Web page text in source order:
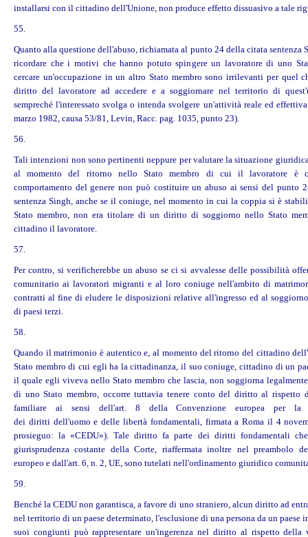
installarsi con il cittadino dell'Unione, non produce effetto dissuasivo a tale
55.
Quanto alla questione dell'abuso, richiamata al punto 24 della citata sentenza
ricordare che i motivi che hanno potuto spingere un lavoratore di uno
cercare un'occupazione in un altro Stato membro sono irrilevanti per quel
diritto del lavoratore ad accedere e a soggiornare nel territorio di
sempreché l'interessato svolga o intenda svolgere un'attività reale ed
marzo 1982, causa 53/81, Levin, Racc. pag. 1035, punto 23).
56.
Tali intenzioni non sono pertinenti neppure per valutare la situazione
al momento del ritorno nello Stato membro di cui il lavoratore è
comportamento del genere non può costituire un abuso ai sensi del punto
sentenza Singh, anche se il coniuge, nel momento in cui la coppia si è
Stato membro, non era titolare di un diritto di soggiorno nello Stato
cittadino il lavoratore.
57.
Per contro, si verificherebbe un abuso se ci si avvalesse delle possibilità
comunitario ai lavoratori migranti e al loro coniuge nell'ambito di
contratti al fine di eludere le disposizioni relative all'ingresso ed al
di paesi terzi.
58.
Quando il matrimonio è autentico e, al momento del ritorno del cittadino
Stato membro di cui egli ha la cittadinanza, il suo coniuge, cittadino di un
il quale egli viveva nello Stato membro che lascia, non soggiorna
di uno Stato membro, occorre tuttavia tenere conto del diritto al rispetto
familiare ai sensi dell'art. 8 della Convenzione europea per la
dei dirittidell'uomo e delle libertà fondamentali, firmata a Roma il 4
prosieguo: la «CEDU»). Tale diritto fa parte dei dirittifondamentali
giurisprudenza costante della Corte, riaffermata inoltre nel preambolo
europeo e dall'art. 6, n. 2, UE, sono tutelati nell'ordinamento giuridico
59.
Benché la CEDU non garantisca, a favore di uno straniero, alcun diritto ad
nel territorio di un paese determinato, l'esclusione di una persona da un paese
suoi congiunti può rappresentare un'ingerenza nel diritto al rispetto della